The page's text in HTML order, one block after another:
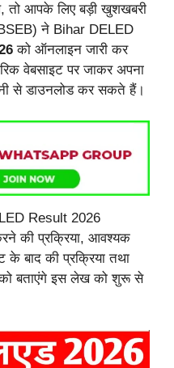
तो आपके लिए बड़ी खुशखबरी
(BSEB) ने Bihar DELED
को ऑनलाइन जारी कर
वेबसाइट पर जाकर अपना
से डाउनलोड कर सकते हैं।
Result 2026
की प्रक्रिया, आवश्यक
के बाद की प्रक्रिया तथा
बताएंगे इस लेख को शुरू से